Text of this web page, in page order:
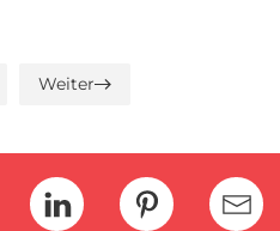
Weiter